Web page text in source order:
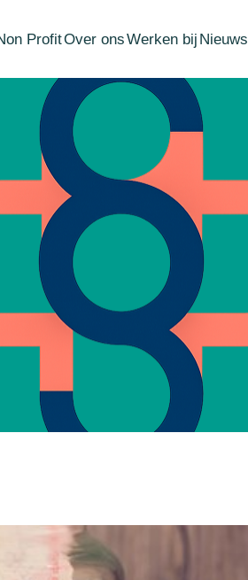
Schuldsanering
ProfitOver onsWerken bij Nieuws